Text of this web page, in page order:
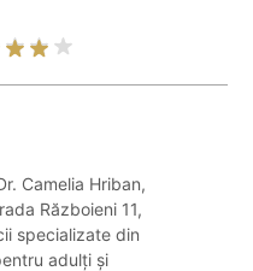
Camelia Hriban,
Războieni 11,
specializate din
adulți și